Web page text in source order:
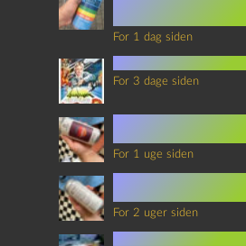
For 1 dag siden
For 3 dage siden
For 1 uge siden
For 2 uger siden